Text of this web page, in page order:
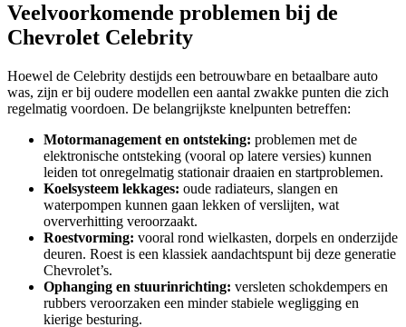
Veelvoorkomende problemen bij de
Chevrolet Celebrity
Hoewel de Celebrity destijds een betrouwbare en betaalbare auto
was, zijn er bij oudere modellen een aantal zwakke punten die zich
regelmatig voordoen. De belangrijkste knelpunten betreffen:
Motormanagement en ontsteking: problemen met de
elektronische ontsteking (vooral op latere versies) kunnen
leiden tot onregelmatig stationair draaien en startproblemen.
Koelsysteem lekkages: oude radiateurs, slangen en
waterpompen kunnen gaan lekken of verslijten, wat
oververhitting veroorzaakt.
Roestvorming: vooral rond wielkasten, dorpels en onderzijde
deuren. Roest is een klassiek aandachtspunt bij deze generatie
Chevrolet’s.
Ophanging en stuurinrichting: versleten schokdempers en
rubbers veroorzaken een minder stabiele wegligging en
kierige besturing.